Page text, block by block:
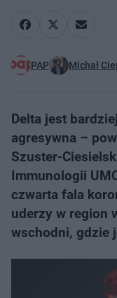
PAP Michał
Delta jest
agresywna –
Szuster-
Immunologii
czwarta fala
uderzy w region
wschodni, gdzie